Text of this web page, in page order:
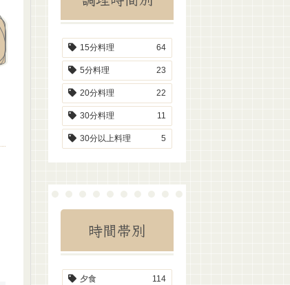
15分料理 64
5分料理 23
20分料理 22
30分料理 11
30分以上料理 5
時間帯別
夕食 114